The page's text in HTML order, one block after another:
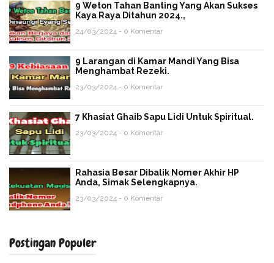
9 Weton Tahan Banting Yang Akan Sukses
Kaya Raya Ditahun 2024.,
24/03/2024 - 0 Komentar
9 Larangan di Kamar Mandi Yang Bisa
Menghambat Rezeki.
23/03/2024 - 0 Komentar
7 Khasiat Ghaib Sapu Lidi Untuk Spiritual.
23/03/2024 - 0 Komentar
Rahasia Besar Dibalik Nomer Akhir HP
Anda, Simak Selengkapnya.
23/03/2024 - 0 Komentar
Postingan Populer